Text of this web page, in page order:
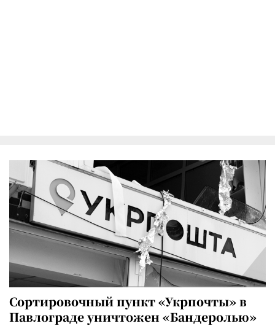
Сортировочный пункт «Укрпочты» в
Павлограде уничтожен «Бандеролью»